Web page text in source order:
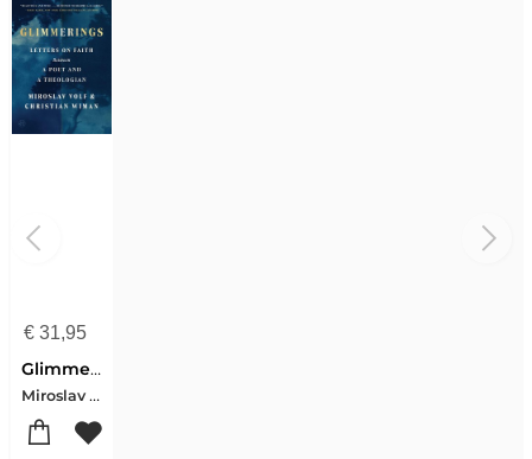
€31,95
Glimmerings
Miroslav Volf-Christian Wiman